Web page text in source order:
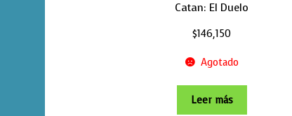
Catan: El Duelo
$146,150
Agotado
Leer más